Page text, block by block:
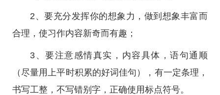
2、要充分发挥你的想象力，做到想象丰富而
合理，使习作内容新奇而有趣；
3、要注意感情真实，内容具体，语句通顺
（尽量用上平时积累的好词佳句），有一定条理，
书写工整，不写错别字，正确使用标点符号。